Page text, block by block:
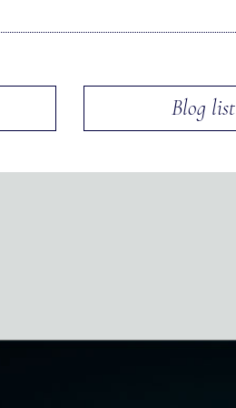
Blog list